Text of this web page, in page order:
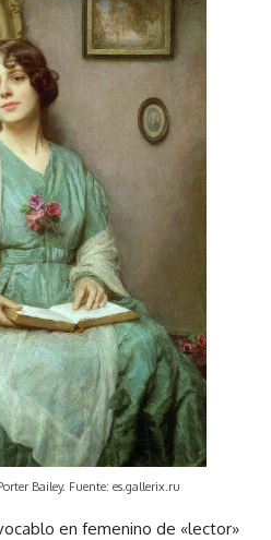
Bailey. Fuente: es.gallerix.ru
en femenino de «lector»